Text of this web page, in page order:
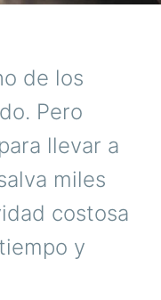
de los
Pero
llevar a
miles
costosa
y